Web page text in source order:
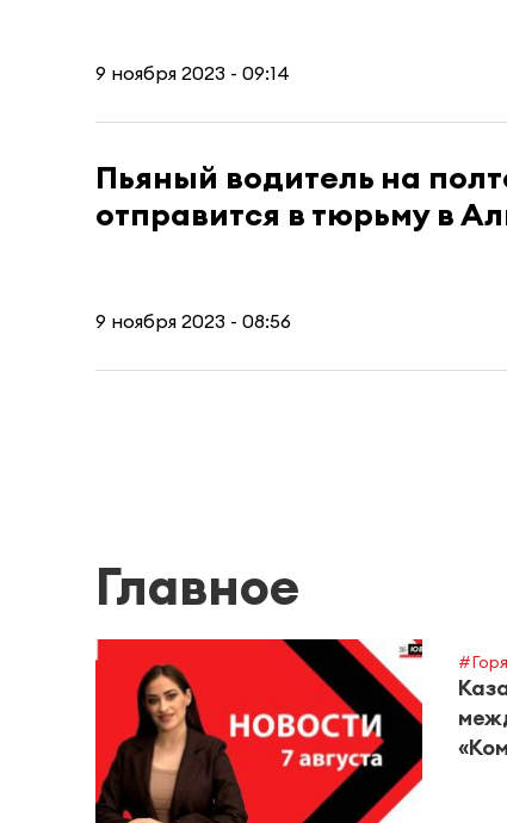
9 ноября 2023 - 09:14
Пьяный водитель на
отправится в тюрьму в
9 ноября 2023 - 08:56
Главное